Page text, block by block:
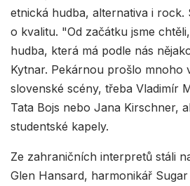
etnická hudba, alternativa i rock.
o kvalitu. "Od začátku jsme
hudba, která má podle nás
Kytnar. Pekárnou prošlo mnoho
slovenské scény, třeba Vladimír
Tata Bojs nebo Jana Kirschner,
studentské kapely.
Ze zahraničních interpretů stáli
Glen Hansard, harmonikář